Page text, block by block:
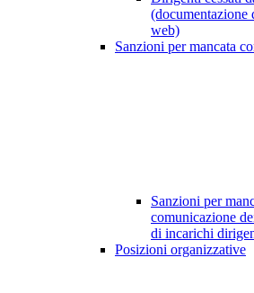
(documentazione
web)
Sanzioni per mancata
Sanzioni per
comunicazione
di incarichi
Posizioni organizzative